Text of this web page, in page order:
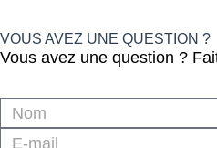
VOUS AVEZ UNE QUESTION ?
Vous avez une question ?